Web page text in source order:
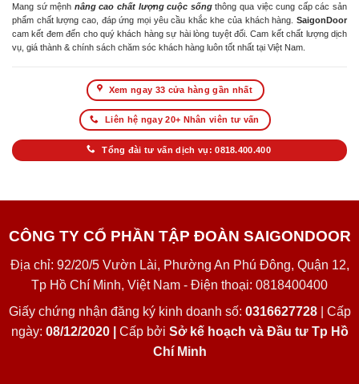
Mang sứ mệnh nâng cao chất lượng cuộc sốngthông qua việc cung cấp các sản
phẩm chất lượng cao, đáp ứng mọi yêu cầu khắc khe của khách hàng. SaigonDoor
cam kết đem đến cho quý khách hàng sự hài lòng tuyệt đối. Cam kết chất lượng dịch
vụ, giá thành & chính sách chăm sóc khách hàng luôn tốt nhất tại Việt Nam.
Xem ngay 33 cửa hàng gần nhất
Liên hệ ngay 20+ Nhân viên tư vấn
Tổng đài tư vấn dịch vụ: 0818.400.400
CÔNG TY CỔ PHẦN TẬP ĐOÀN SAIGONDOOR
Địa chỉ: 92/20/5 Vườn Lài, Phường An Phú Đông, Quận 12,
Tp Hồ Chí Minh, Việt Nam - Điện thoại: 0818400400
Giấy chứng nhận đăng ký kinh doanh số: 0316627728| Cấp
ngày: 08/12/2020 | Cấp bởi Sở kế hoạch và Đầu tư Tp Hồ
Chí Minh